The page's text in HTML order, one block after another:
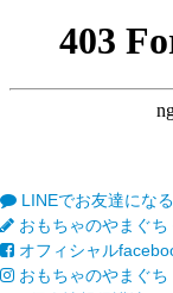
LINEでお友達になる
おもちゃのやまぐ
オフィシャル
おもちゃのやまぐ